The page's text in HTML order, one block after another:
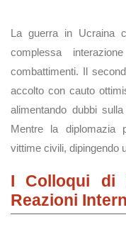
La guerra in Ucraina
complessa
combattimenti. Il
accolto con cauto
alimentando dubbi
Mentre la diplomazia
vittime civili, dipingendo
I Colloqui di
Reazioni